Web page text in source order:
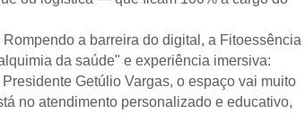
Rompendo a barreira do digital, a Fitoessência
da saúde" e experiência imersiva:
Getúlio Vargas, o espaço vai muito
no atendimento personalizado e educativo,